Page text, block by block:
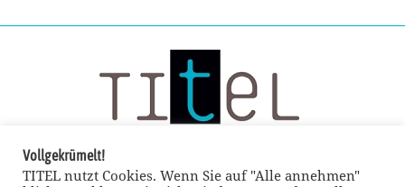
Vollgekrümelt!
TITEL nutzt Cookies. Wenn Sie auf "Alle annehmen"